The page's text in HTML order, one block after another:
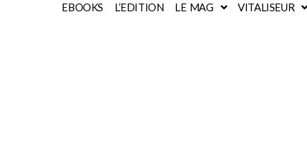
EBOOKS L’EDITION LE MAG VITALISEUR